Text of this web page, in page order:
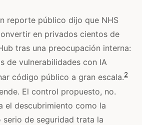
reporte público dijo que NHS
en privados cientos de
tras una preocupación interna:
de vulnerabilidades con IA
código público a gran escala.2
El control propuesto, no.
el descubrimiento como la
serio de seguridad trata la